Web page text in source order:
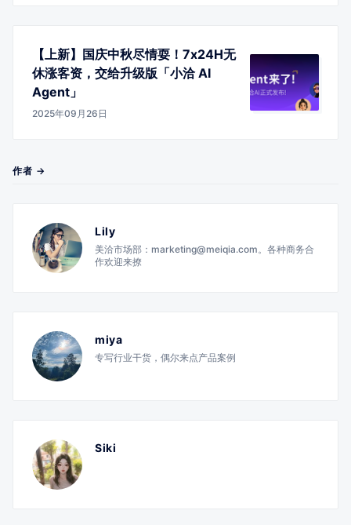
【上新】国庆中秋尽情耍！7x24H无
休涨客资，交给升级版「小洽 AI
Agent」
2025年09月26日
作者 →
Lily
美洽市场部：marketing@meiqia.com。各种商务合
作欢迎来撩
miya
专写行业干货，偶尔来点产品案例
Siki